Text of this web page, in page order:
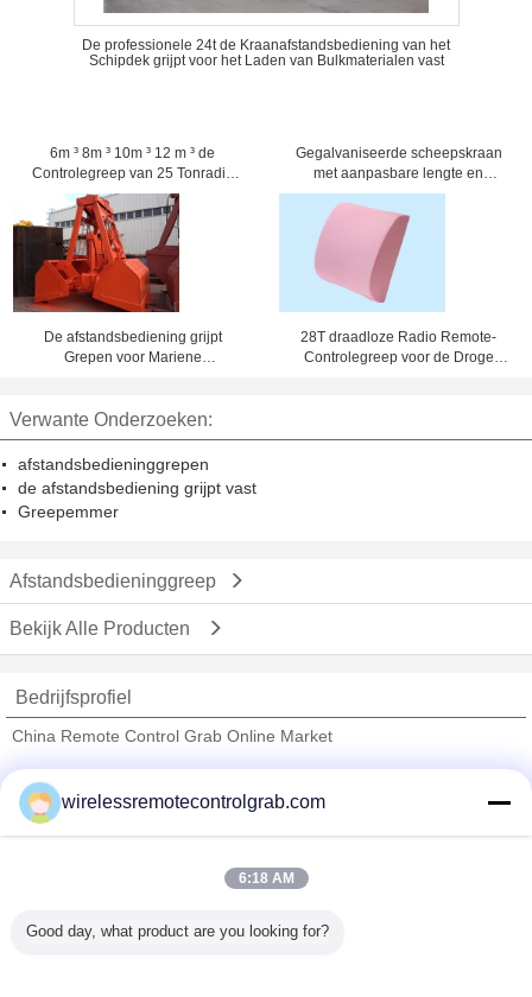
De professionele 24t de Kraanafstandsbediening van het
Schipdek grijpt voor het Laden van Bulkmaterialen vast
6m ³ 8m ³ 10m ³ 12 m ³ de
Controlegreep van 25 Tonradio
remote voor de Ladingssteenkool
van de Schipkraan
Gegalvaniseerde scheepskraan
met aanpasbare lengte en
inspectie door derden voor
scheepswerven en
vrachtvaartuigen
De afstandsbediening grijpt
Grepen voor Mariene
28T draadloze Radio Remote-
Controlegreep voor de Droge
Verwante Onderzoeken:
afstandsbedieninggrepen
de afstandsbediening grijpt vast
Greepemmer
Afstandsbedieninggreep
Bekijk Alle Producten
Bedrijfsprofiel
China Remote Control Grab Online Market
Trust Seal
Verified Suplier
Alle producten
wirelessremotecontrolgrab.com
6:18 AM
Good day, what product are you looking for?